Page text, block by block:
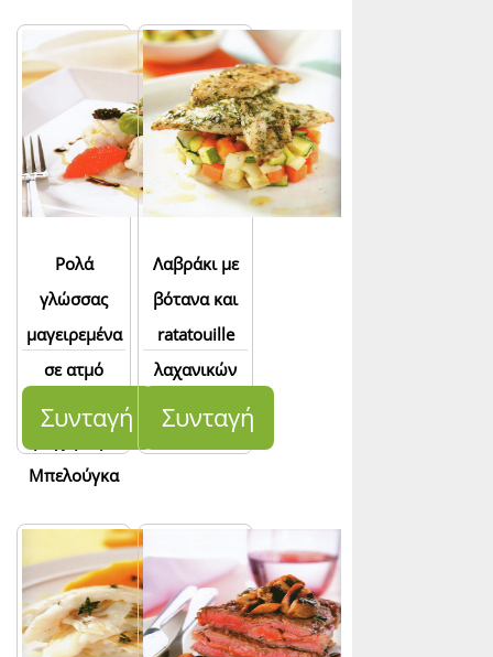
Ρολά
γλώσσας
μαγειρεμένα
σε ατμό
εσπεριδοειδών,
με χαβιάρι
Μπελούγκα
Συνταγή
Λαβράκι με
βότανα και
ratatouille
λαχανικών
Συνταγή